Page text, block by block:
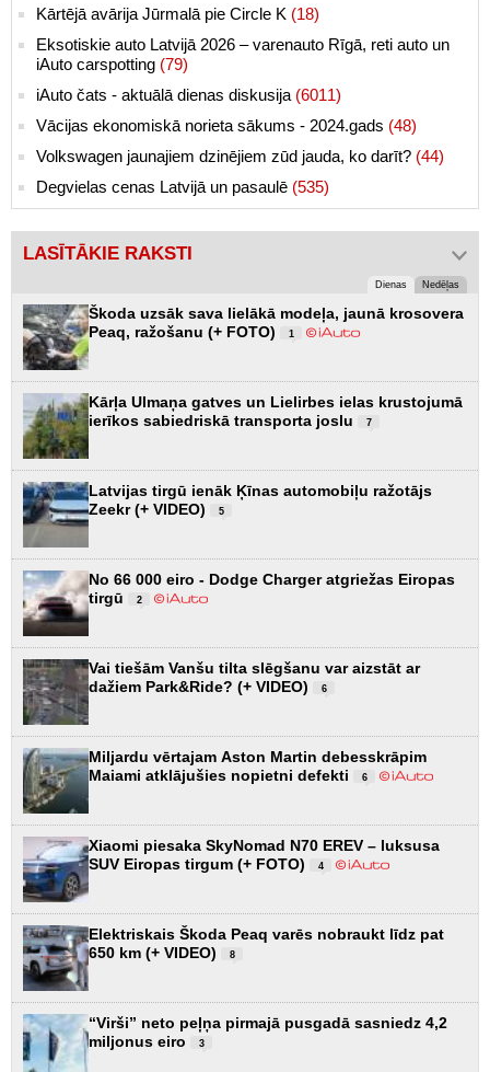
Kārtējā avārija Jūrmalā pie Circle K (18)
Eksotiskie auto Latvijā 2026 – varenauto Rīgā, reti auto un
iAuto carspotting (79)
iAuto čats - aktuālā dienas diskusija (6011)
Vācijas ekonomiskā norieta sākums - 2024.gads (48)
Volkswagen jaunajiem dzinējiem zūd jauda, ko darīt? (44)
Degvielas cenas Latvijā un pasaulē (535)
LASĪTĀKIE RAKSTI
Dienas Nedēļas
Škoda uzsāk sava lielākā modeļa, jaunā krosovera
Peaq, ražošanu (+ FOTO)
1
Kārļa Ulmaņa gatves un Lielirbes ielas krustojumā
ierīkos sabiedriskā transporta joslu
7
Latvijas tirgū ienāk Ķīnas automobiļu ražotājs
Zeekr (+ VIDEO)
5
No 66 000 eiro - Dodge Charger atgriežas Eiropas
tirgū
2
Vai tiešām Vanšu tilta slēgšanu var aizstāt ar
dažiem Park&Ride? (+ VIDEO)
6
Miljardu vērtajam Aston Martin debesskrāpim
Maiami atklājušies nopietni defekti
6
Xiaomi piesaka SkyNomad N70 EREV – luksusa
SUV Eiropas tirgum (+ FOTO)
4
Elektriskais Škoda Peaq varēs nobraukt līdz pat
650 km (+ VIDEO)
8
“Virši” neto peļņa pirmajā pusgadā sasniedz 4,2
miljonus eiro
3